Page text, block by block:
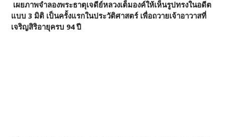
เผยภาพจำลองพระธาตุเจดีย์หลวงเต็มองค์ให้เห็นรูปทรงในอดีต
แบบ 3 มิติ เป็นครั้งแรกในประวัติศาสตร์ เพื่อถวายเจ้าอาวาสที่
เจริญสิริอายุครบ 94 ปี